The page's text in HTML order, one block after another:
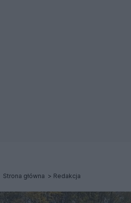
Strona główna Redakcja